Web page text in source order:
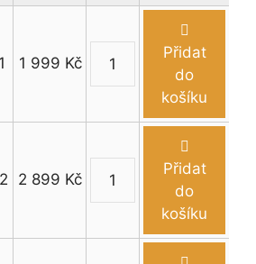
1 999 Kč
Stříbrný
luxusní
sportovní
21
35
cm
množství
Přidat
do
košíku
2 899 Kč
Stříbrný
luxusní
sportovní
Přidat
do
košíku